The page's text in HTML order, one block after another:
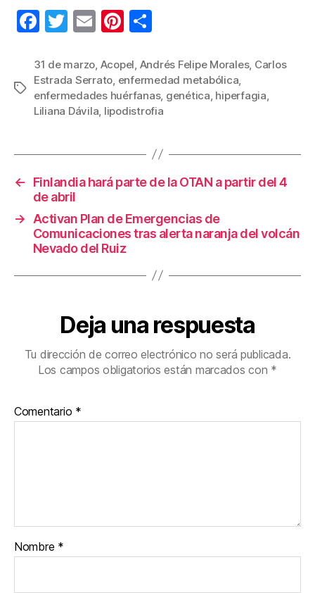
F
c
e
b
o
k
T
tt
er
E
ail
Pi
er
e
st
m
p
ar
Etiquetas
31 de marzo Acopel Andrés Felipe Morales, Carlos
Estrada Serrato enfermedad metabólica
enfermedades huérfanas, genética hiperfagia
Liliana Dávila lipodistrofia
←
Finlandia hará parte de la OTAN a partir del 4
de abril
→
Activan Plan de Emergencias de
Comunicaciones tras alerta naranja del volcán
Nevado del Ruiz
Deja una respuesta
Tu dirección de correo electrónico no será publicada.
Los campos obligatorios están marcados con *
Comentario *
Nombre *